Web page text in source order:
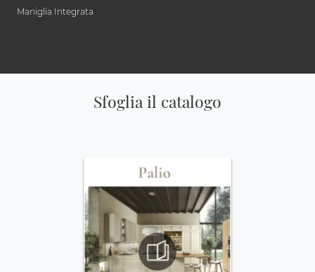
Maniglia Integrata
Sfoglia il catalogo